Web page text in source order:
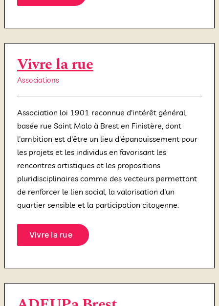
Vivre la rue
Associations
Association loi 1901 reconnue d'intérêt général,
basée rue Saint Malo à Brest en Finistère, dont
l'ambition est d'être un lieu d'épanouissement pour
les projets et les individus en favorisant les
rencontres artistiques et les propositions
pluridisciplinaires comme des vecteurs permettant
de renforcer le lien social, la valorisation d'un
quartier sensible et la participation citoyenne.
Vivre la rue